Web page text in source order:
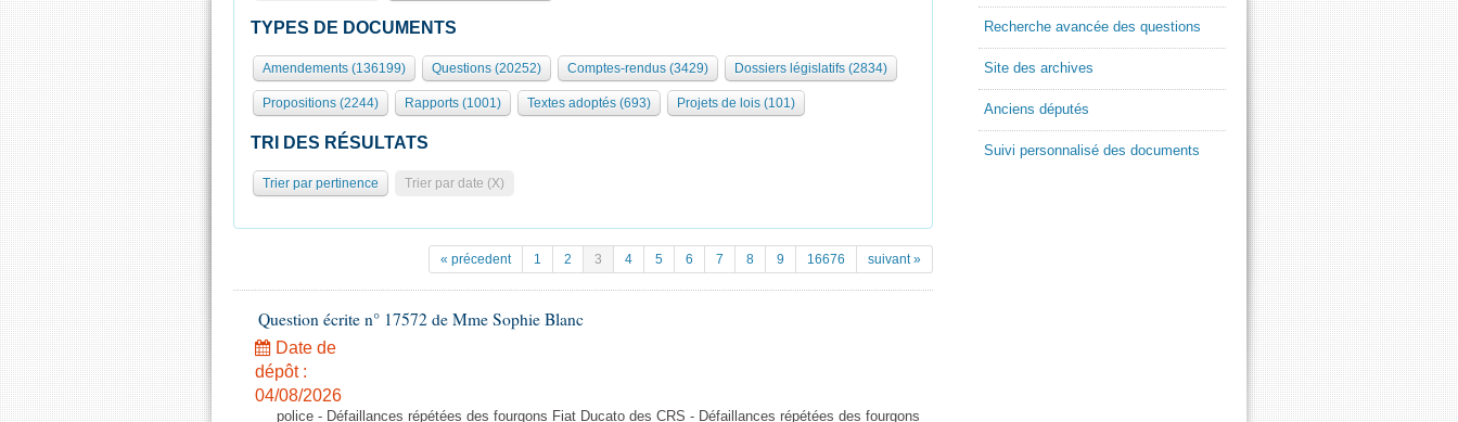
TYPES DE DOCUMENTS
Amendements (136199) Questions (20252) Comptes-rendus (3429) Dossiers législatifs (2834)
Propositions (2244) Rapports (1001) Textes adoptés (693) Projets de lois (101)
TRI DES RÉSULTATS
Trier par pertinence Trier par date (X)
« précedent 1 2 3 4 5 6 7 8 9 16676 suivant »
Question écrite n° 17572 de Mme Sophie Blanc
Date de
dépôt :
04/08/2026
police - Défaillances répétées des fourgons Fiat Ducato des CRS - Défaillances répétées des fourgons
Recherche avancée des questions
Site des archives
Anciens députés
Suivi personnalisé des documents